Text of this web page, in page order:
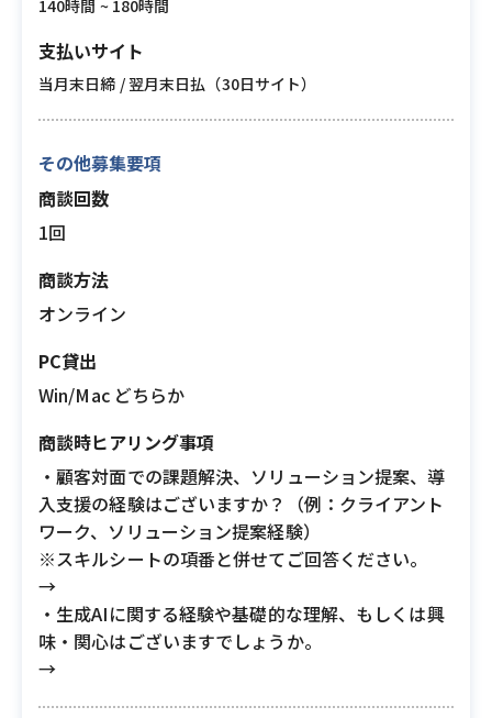
140時間 ~ 180時間
支払いサイト
当月末日締 / 翌月末日払（30日サイト）
その他募集要項
商談回数
1回
商談方法
オンライン
PC貸出
Win/Mac どちらか
商談時ヒアリング事項
・顧客対面での課題解決、ソリューション提案、導
入支援の経験はございますか？（例：クライアント
ワーク、ソリューション提案経験）
※スキルシートの項番と併せてご回答ください。
→
・生成AIに関する経験や基礎的な理解、もしくは興
味・関心はございますでしょうか。
→